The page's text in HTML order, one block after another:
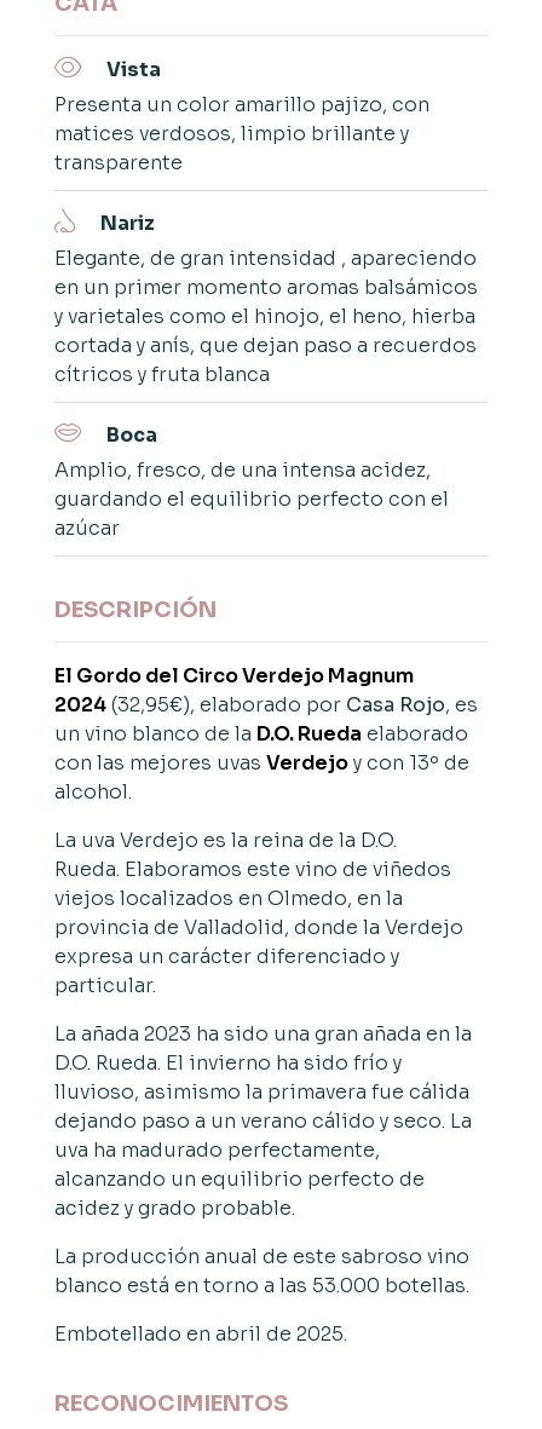
Vista
Presenta un color amarillo pajizo, con
matices verdosos, limpio brillante y
transparente
Nariz
Elegante, de gran intensidad , apareciendo
en un primer momento aromas balsámicos
y varietales como el hinojo, el heno, hierba
cortada y anís, que dejan paso a recuerdos
cítricos y fruta blanca
Boca
Amplio, fresco, de una intensa acidez,
guardando el equilibrio perfecto con el
azúcar
DESCRIPCIÓN
El Gordo del Circo Verdejo Magnum
2024(32,95€), elaborado por Casa Rojo, es
un vino blanco de la D.O. Rueda elaborado
con las mejores uvas Verdejoy con 13º de
alcohol.
La uva Verdejo es la reina de la D.O.
Rueda. Elaboramos este vino de viñedos
viejos localizados en Olmedo, en la
provincia de Valladolid, donde la Verdejo
expresa un carácter diferenciado y
particular.
La añada 2023 ha sido una gran añada en la
D.O. Rueda. El invierno ha sido frío y
lluvioso, asimismo la primavera fue cálida
dejando paso a un verano cálido y seco. La
uva ha madurado perfectamente,
alcanzando un equilibrio perfecto de
acidez y grado probable.
La producción anual de este sabroso vino
blanco está en torno a las 53.000 botellas.
Embotellado en abril de 2025.
RECONOCIMIENTOS